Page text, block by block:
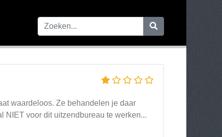
waardeloos. Ze behandelen je daar
NIET voor dit uitzendbureau te werken...